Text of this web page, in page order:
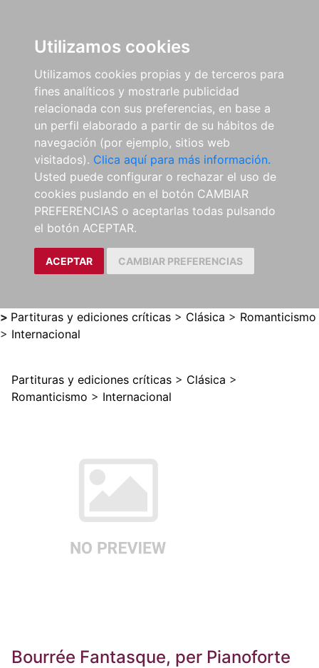
Utilizamos cookies
Utilizamos cookies propias y de terceros para
fines analíticos y mostrarle publicidad
relacionada con sus preferencias, en base a
un perfil elaborado a partir de su hábitos de
navegación (por ejemplo, sitios web
visitados). Clica aquí para más información.
Usted puede configurar o rechazar el uso de
cookies puslando en el botón CAMBIAR
PREFERENCIAS o aceptarlas todas pulsando
el botón ACEPTAR.
ACEPTAR CAMBIAR PREFERENCIAS
> Partituras y ediciones críticas > Clásica > Romanticismo
> Internacional
Partituras y ediciones críticas > Clásica >
Romanticismo > Internacional
Bourrée Fantasque, per Pianoforte